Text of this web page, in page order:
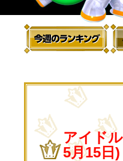
アイド
5月15日)